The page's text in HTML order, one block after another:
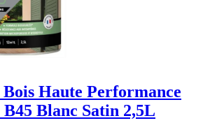
Haute Performance
Blanc Satin 2,5L